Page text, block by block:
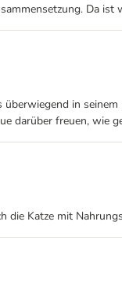
Da
in
darüber freuen, wie
Katze mit